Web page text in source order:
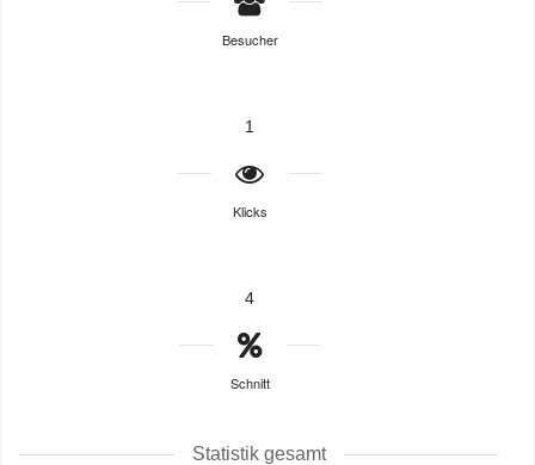
Besucher
1
Klicks
4
Schnitt
Statistik gesamt